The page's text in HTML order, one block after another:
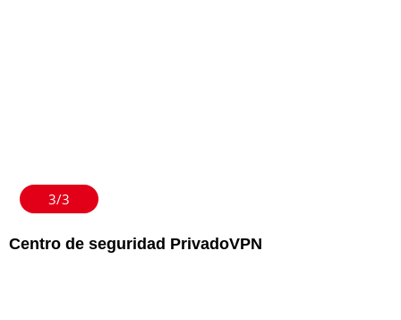
3/3
Centro de seguridad PrivadoVPN